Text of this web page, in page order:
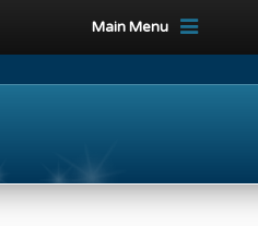
Main Menu